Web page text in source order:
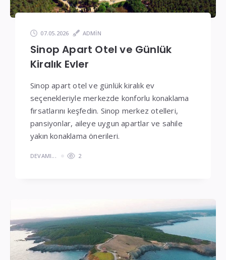
07.05.2026 ADMIN
Sinop Apart Otel ve Günlük
Kiralık Evler
Sinop apart otel ve günlük kiralık ev
seçenekleriyle merkezde konforlu konaklama
fırsatlarını keşfedin. Sinop merkez otelleri,
pansiyonlar, aileye uygun apartlar ve sahile
yakın konaklama önerileri.
DEVAMI... 2